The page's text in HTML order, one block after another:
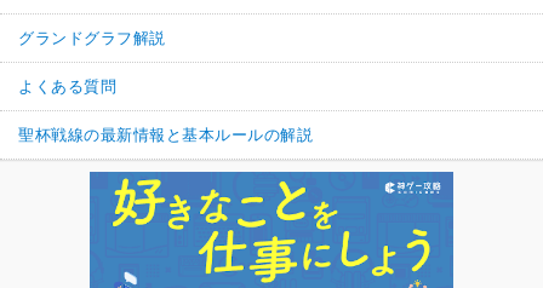
グランドグラフ解説
よくある質問
聖杯戦線の最新情報と基本ルールの解説